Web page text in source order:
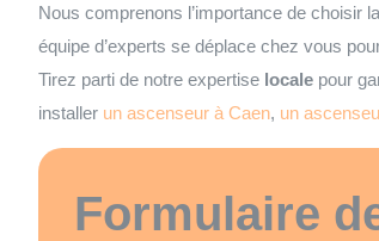
Nous comprenons l’importance de choisir
équipe d’experts se déplace chez vous
Tirez parti de notre expertise locale pour
installer un ascenseur à Caen, un
Formulaire